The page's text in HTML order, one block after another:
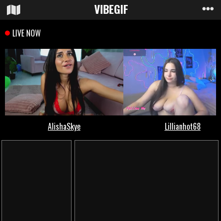
VIBEGIF